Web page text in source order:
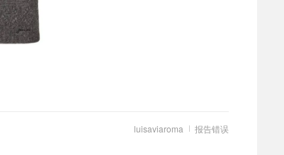
报告错误
luisaviaroma